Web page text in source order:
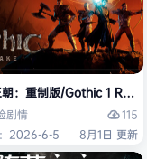
版
朝：重制版/Gothic 1
剧情
115
2026-6-5
8月1日 更新